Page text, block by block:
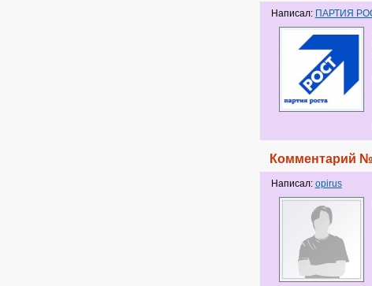
Написал: ПАРТИЯ
Комментарий
Написал: opirus